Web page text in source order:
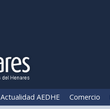
Actualidad AEDHE Comercio